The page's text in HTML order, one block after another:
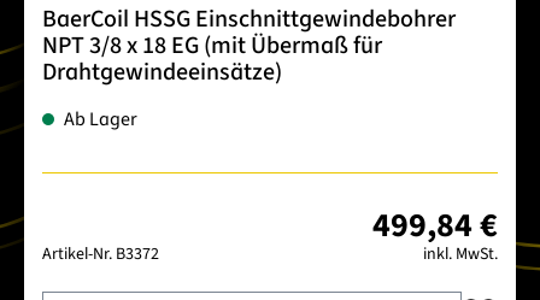
BaerCoil HSSG Einschnittgewindebohrer
NPT 3/8 x 18 EG (mit Übermaß für
Drahtgewindeeinsätze)
Ab Lager
Artikel-Nr. B3372
499,84 €
inkl. MwSt.